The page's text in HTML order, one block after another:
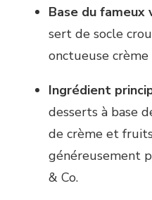
Base du fameux
sert de socle
onctueuse crème
Ingrédient
desserts à base
de crème et
généreusement
& Co.